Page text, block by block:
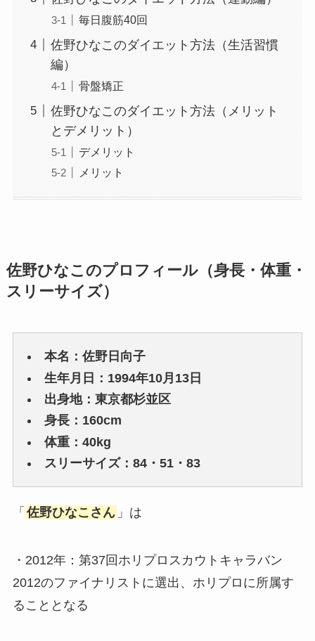
毎日腹筋40回
佐野ひなこのダイエット方法（生活習慣
編）
骨盤矯正
佐野ひなこのダイエット方法（メリット
とデメリット）
デメリット
メリット
佐野ひなこのプロフィール（身長・体重・
スリーサイズ）
本名：佐野日向子
生年月日：1994年10月13日
出身地：東京都杉並区
身長：160cm
体重：40kg
スリーサイズ：84・51・83
「 佐野ひなこさん 」は
・2012年：第37回ホリプロスカウトキャラバン
2012のファイナリストに選出、ホリプロに所属す
ることとなる